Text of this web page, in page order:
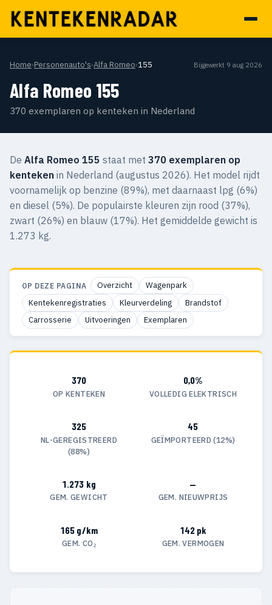
Home›Personenauto's›Alfa Romeo›155 Bijgewerkt 9 aug 2026
Alfa Romeo 155
370 exemplaren op kenteken in Nederland
De Alfa Romeo 155 staat met 370 exemplaren op
kenteken in Nederland (augustus 2026). Het model rijdt
voornamelijk op benzine (89%), met daarnaast lpg (6%)
en diesel (5%). De populairste kleuren zijn rood (37%),
zwart (26%) en blauw (17%). Het gemiddelde gewicht is
1.273 kg.
OP DEZE PAGINA Overzicht
Wagenpark
Kentekenregistraties
Kleurverdeling
Brandstof
Carrosserie
Uitvoeringen Exemplaren
370
OP KENTEKEN
0,0%
VOLLEDIG ELEKTRISCH
325
NL-GEREGISTREERD
(88%)
45
GEÏMPORTEERD (12%)
1.273 kg
GEM. GEWICHT
—
GEM. NIEUWPRIJS
165 g/km
GEM. CO₂
142 pk
GEM. VERMOGEN